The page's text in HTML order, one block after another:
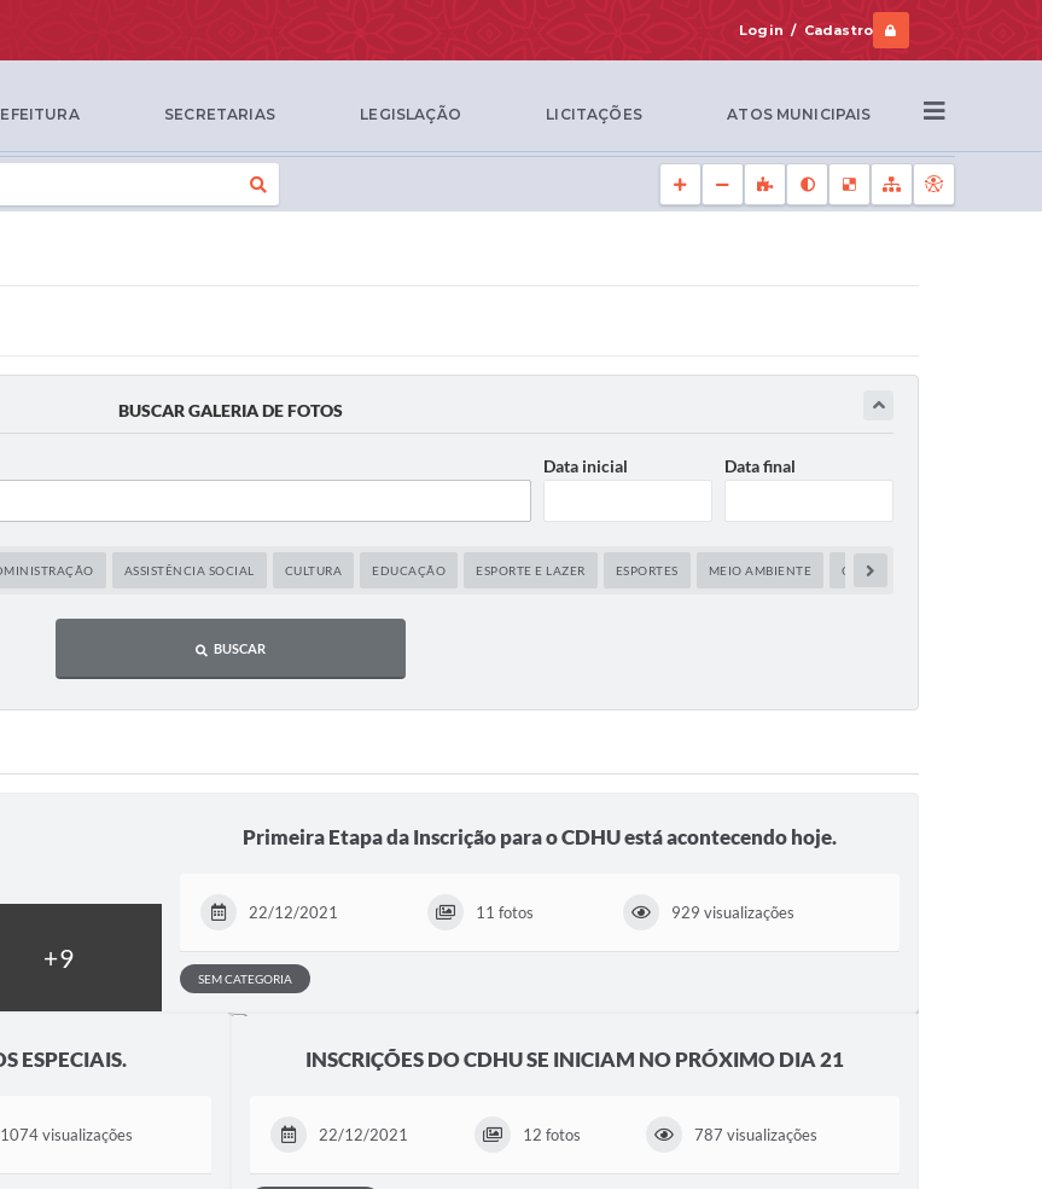
Login / Cadastro
SECRETARIAS LEGISLAÇÃO LICITAÇÕES ATOS MUNICIPAIS
BUSCAR GALERIA DE FOTOS
Data inicial Data final
ASSISTÊNCIA SOCIAL CULTURA EDUCAÇÃO ESPORTE E LAZER ESPORTES MEIO AMBIENTE OBRAS E SERVIÇOS URBANOS
BUSCAR
Primeira Etapa da Inscrição para o CDHU está acontecendo hoje.
22/12/2021 11 fotos 929 visualizações
SEM CATEGORIA
ESPECIAIS.
1074 visualizações
INSCRIÇÕES DO CDHU SE INICIAM NO PRÓXIMO DIA 21
22/12/2021 12 fotos 787 visualizações